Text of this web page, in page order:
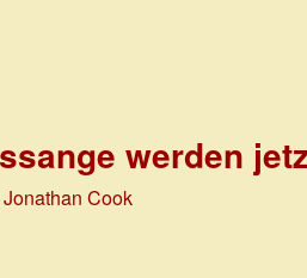
werden
Cook